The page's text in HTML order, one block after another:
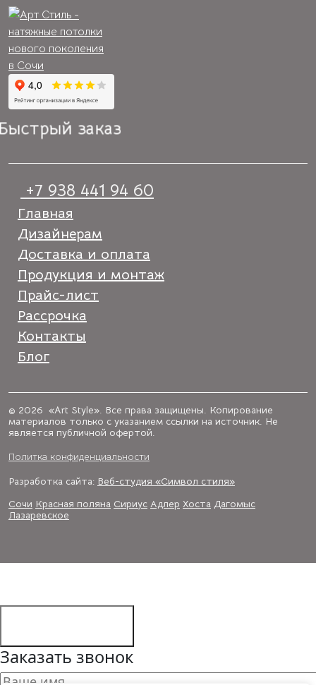
заказ
Главная
Дизайнерам
Доставка и оплата
Продукция и монтаж
Прайс-лист
Рассрочка
Контакты
Блог
+7 938 441 94 60
© 2026 «Art Style». Все права защищены. Копирование
материалов только с указанием ссылки на источник. Не
является публичной офертой.
Политка конфиденциальности
Разработка сайта: Веб-студия «Символ стиля»
Сочи Красная поляна Сириус Адлер Хоста Дагомыс
Лазаревское
Заказать звонок